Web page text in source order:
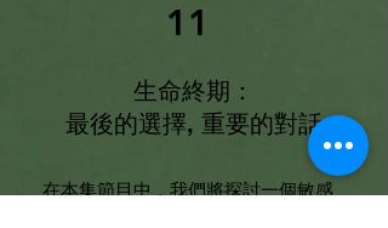
11
生命終期：
最後的選擇, 重要的對話
在本集節目中，我們將探討一個敏感